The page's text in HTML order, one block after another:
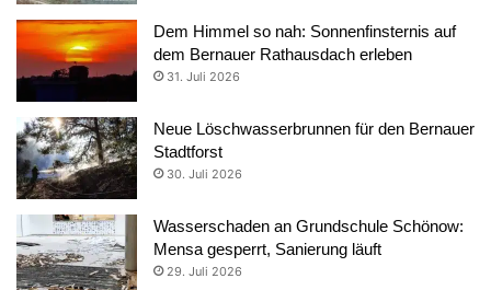
Dem Himmel so nah: Sonnenfinsternis auf
dem Bernauer Rathausdach erleben
31. Juli 2026
Neue Löschwasserbrunnen für den Bernauer
Stadtforst
30. Juli 2026
Wasserschaden an Grundschule Schönow:
Mensa gesperrt, Sanierung läuft
29. Juli 2026